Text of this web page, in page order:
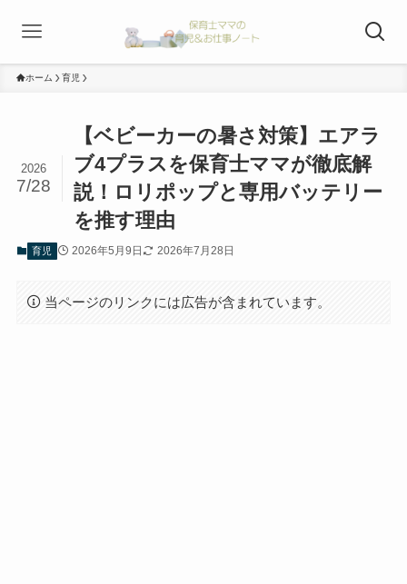
ホーム 育児
【ベビーカーの暑さ対策】エアラ
ブ4プラスを保育士ママが徹底解
説！ロリポップと専用バッテリー
を推す理由
2026
7/28
育児 2026年5月9日 2026年7月28日
当ページのリンクには広告が含まれています。